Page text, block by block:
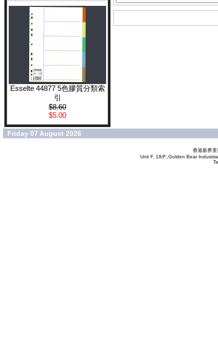
Esselte 44877 5色膠質分類索
引
$8.60
$5.00
Friday 07 August 2026
香港新界
Unit F, 18/F.,Golden Bear